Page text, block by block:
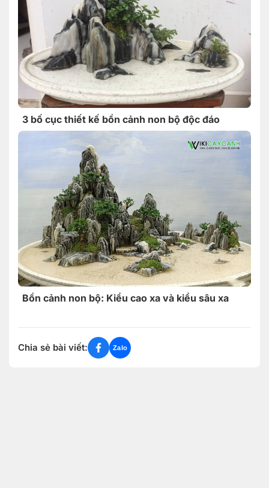
3 bố cục thiết kế bồn cảnh non bộ độc đáo
Bồn cảnh non bộ: Kiểu cao xa và kiểu sâu xa
Chia sẻ bài viết: Zalo